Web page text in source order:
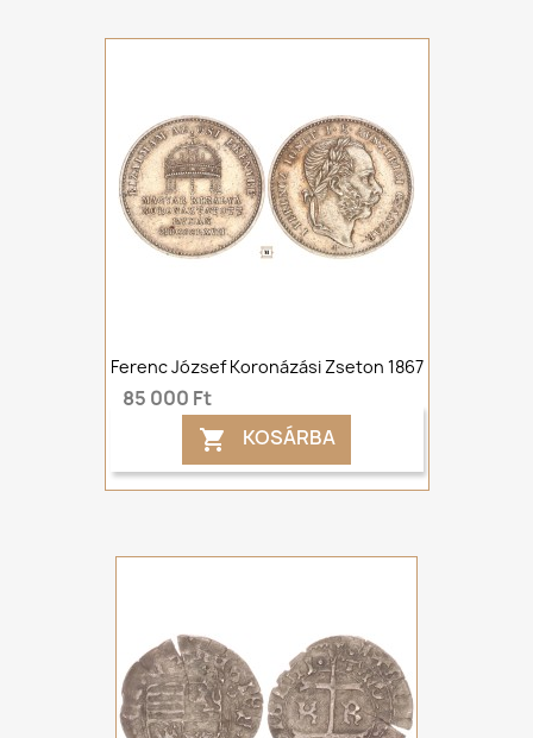
Ferenc József Koronázási Zseton 1867
85 000 Ft
 KOSÁRBA